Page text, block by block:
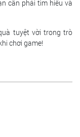
cần phải tìm hiểu và
tuyệt vời trong trò
chơi game!